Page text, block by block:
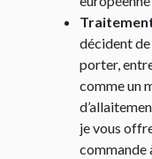
décident
porter,
comme un
je vous
commande